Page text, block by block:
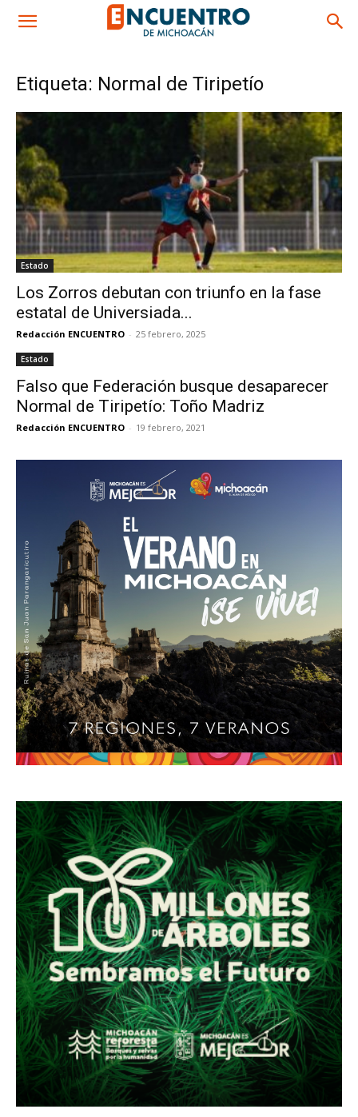
Etiqueta: Normal de Tiripetío
Estado
Los Zorros debutan con triunfo en la fase
estatal de Universiada...
Redacción ENCUENTRO - 25 febrero, 2025
Estado
Falso que Federación busque desaparecer
Normal de Tiripetío: Toño Madriz
Redacción ENCUENTRO - 19 febrero, 2021